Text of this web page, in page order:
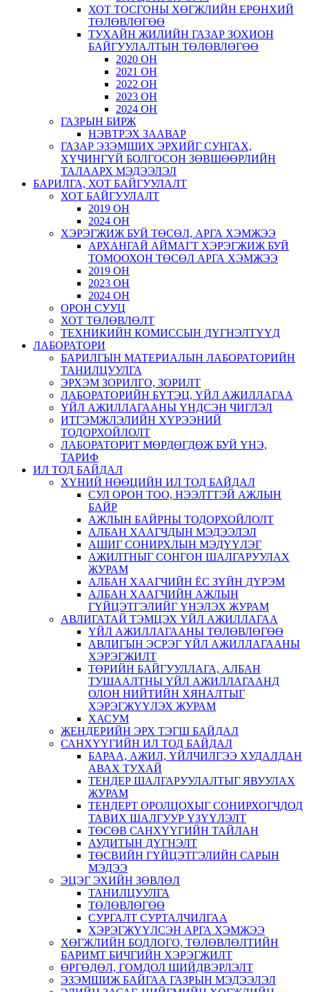
ХОТ ТОСГОНЫ ХӨГЖЛИЙН ЕРӨНХИЙ
ТӨЛӨВЛӨГӨӨ
ТУХАЙН ЖИЛИЙН ГАЗАР ЗОХИОН
БАЙГУУЛАЛТЫН ТӨЛӨВЛӨГӨӨ
2020 ОН
2021 ОН
2022 ОН
2023 ОН
2024 ОН
ГАЗРЫН БИРЖ
НЭВТРЭХ ЗААВАР
ГАЗАР ЭЗЭМШИХ ЭРХИЙГ СУНГАХ,
ХҮЧИНГҮЙ БОЛГОСОН ЗӨВШӨӨРЛИЙН
ТАЛААРХ МЭДЭЭЛЭЛ
БАРИЛГА, ХОТ БАЙГУУЛАЛТ
ХОТ БАЙГУУЛАЛТ
2019 ОН
2024 ОН
ХЭРЭГЖИЖ БУЙ ТӨСӨЛ, АРГА ХЭМЖЭЭ
АРХАНГАЙ АЙМАГТ ХЭРЭГЖИЖ БУЙ
ТОМООХОН ТӨСӨЛ АРГА ХЭМЖЭЭ
2019 ОН
2023 ОН
2024 ОН
ОРОН СУУЦ
ХОТ ТӨЛӨВЛӨЛТ
ТЕХНИКИЙН КОМИССЫН ДҮГНЭЛТҮҮД
ЛАБОРАТОРИ
БАРИЛГЫН МАТЕРИАЛЫН ЛАБОРАТОРИЙН
ТАНИЛЦУУЛГА
ЭРХЭМ ЗОРИЛГО, ЗОРИЛТ
ЛАБОРАТОРИЙН БҮТЭЦ, ҮЙЛ АЖИЛЛАГАА
ҮЙЛ АЖИЛЛАГААНЫ ҮНДСЭН ЧИГЛЭЛ
ИТГЭМЖЛЭЛИЙН ХҮРЭЭНИЙ
ТОДОРХОЙЛОЛТ
ЛАБОРАТОРИТ МӨРДӨГДӨЖ БУЙ ҮНЭ,
ТАРИФ
ИЛ ТОД БАЙДАЛ
ХҮНИЙ НӨӨЦИЙН ИЛ ТОД БАЙДАЛ
СУЛ ОРОН ТОО, НЭЭЛТТЭЙ АЖЛЫН
БАЙР
АЖЛЫН БАЙРНЫ ТОДОРХОЙЛОЛТ
АЛБАН ХААГЧДЫН МЭДЭЭЛЭЛ
АШИГ СОНИРХЛЫН МЭДҮҮЛЭГ
АЖИЛТНЫГ СОНГОН ШАЛГАРУУЛАХ
ЖУРАМ
АЛБАН ХААГЧИЙН ЁС ЗҮЙН ДҮРЭМ
АЛБАН ХААГЧИЙН АЖЛЫН
ГҮЙЦЭТГЭЛИЙГ ҮНЭЛЭХ ЖУРАМ
АВЛИГАТАЙ ТЭМЦЭХ ҮЙЛ АЖИЛЛАГАА
ҮЙЛ АЖИЛЛАГААНЫ ТӨЛӨВЛӨГӨӨ
АВЛИГЫН ЭСРЭГ ҮЙЛ АЖИЛЛАГААНЫ
ХЭРЭГЖИЛТ
ТӨРИЙН БАЙГУУЛЛАГА, АЛБАН
ТУШААЛТНЫ ҮЙЛ АЖИЛЛАГААНД
ОЛОН НИЙТИЙН ХЯНАЛТЫГ
ХЭРЭГЖҮҮЛЭХ ЖУРАМ
ХАСУМ
ЖЕНДЕРИЙН ЭРХ ТЭГШ БАЙДАЛ
САНХҮҮГИЙН ИЛ ТОД БАЙДАЛ
БАРАА, АЖИЛ, ҮЙЛЧИЛГЭЭ ХУДАЛДАН
АВАХ ТУХАЙ
ТЕНДЕР ШАЛГАРУУЛАЛТЫГ ЯВУУЛАХ
ЖУРАМ
ТЕНДЕРТ ОРОЛЦОХЫГ СОНИРХОГЧДОД
ТАВИХ ШАЛГУУР ҮЗҮҮЛЭЛТ
ТӨСӨВ САНХҮҮГИЙН ТАЙЛАН
АУДИТЫН ДҮГНЭЛТ
ТӨСВИЙН ГҮЙЦЭТГЭЛИЙН САРЫН
МЭДЭЭ
ЭЦЭГ ЭХИЙН ЗӨВЛӨЛ
ТАНИЛЦУУЛГА
ТӨЛӨВЛӨГӨӨ
СУРГАЛТ СУРТАЛЧИЛГАА
ХЭРЭГЖҮҮЛСЭН АРГА ХЭМЖЭЭ
ХӨГЖЛИЙН БОДЛОГО, ТӨЛӨВЛӨЛТИЙН
БАРИМТ БИЧГИЙН ХЭРЭГЖИЛТ
ӨРГӨДӨЛ, ГОМДОЛ ШИЙДВЭРЛЭЛТ
ЭЗЭМШИЖ БАЙГАА ГАЗРЫН МЭДЭЭЛЭЛ